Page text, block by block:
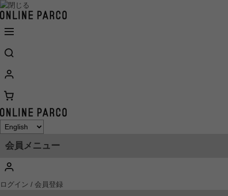
会員メニュー
ログイン / 会員登録